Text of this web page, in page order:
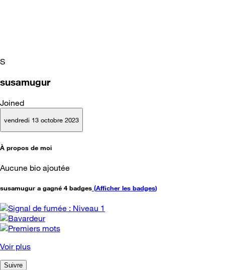
S
susamugur
Joined
vendredi 13 octobre 2023
À propos de moi
Aucune bio ajoutée
susamugur a gagné 4 badges (Afficher les badges)
Voir plus
Suivre